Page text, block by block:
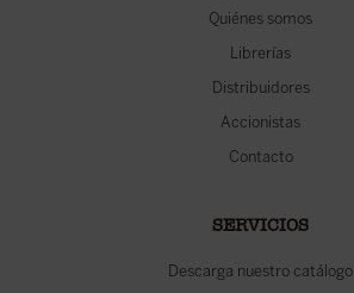
Quiénes somos
Librerías
Distribuidores
Accionistas
Contacto
SERVICIOS
Descarga nuestro catálogo